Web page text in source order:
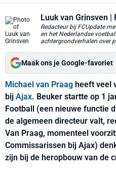
Luuk van Grinsven |
Redacteur bij FCUpdate
en het Nederlandse
achtergrondverhalen over
Maak ons je Google-favoriet
Michael van Praag heeft veel
bij Ajax. Beuker startte op 1
Football (een nieuwe functie
de algemeen directeur valt,
Van Praag, momenteel
Commissarissen bij Ajax)
zijn bij de heropbouw van de